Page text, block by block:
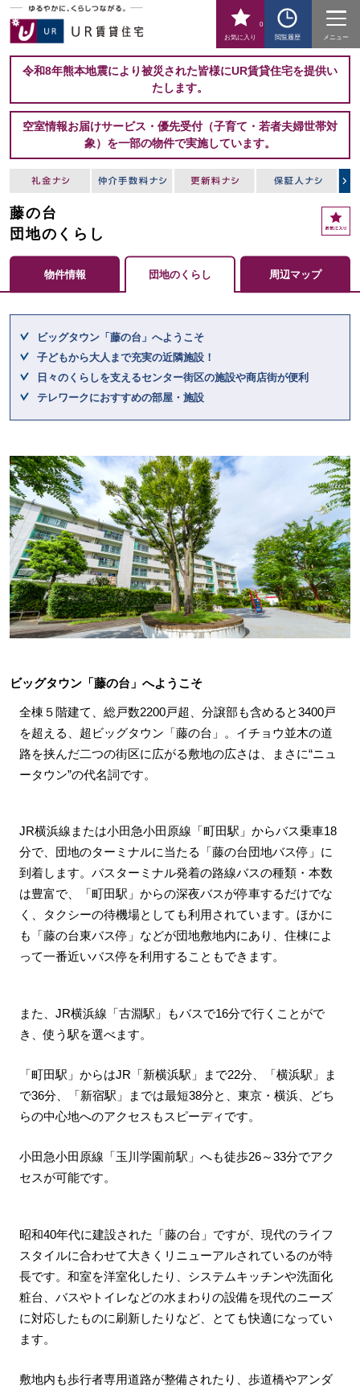
お気に入り
0
閲覧履歴
メニュー
令和8年熊本地震により被災された皆様にUR賃貸住宅を提供い
たします。
空室情報お届けサービス・優先受付（子育て・若者夫婦世帯対
象）を一部の物件で実施しています。
藤の台
団地のくらし
お
気
入
り
物件情報 団地のくらし 周辺マップ
ビッグタウン「藤の台」へようこそ
子どもから大人まで充実の近隣施設！
日々のくらしを支えるセンター街区の施設や商店街が便利
テレワークにおすすめの部屋・施設
ビッグタウン「藤の台」へようこそ
全棟５階建て、総戸数2200戸超、分譲部も含めると3400戸
を超える、超ビッグタウン「藤の台」。イチョウ並木の道
路を挟んだ二つの街区に広がる敷地の広さは、まさに“ニュ
ータウン”の代名詞です。
JR横浜線または小田急小田原線「町田駅」からバス乗車18
分で、団地のターミナルに当たる「藤の台団地バス停」に
到着します。バスターミナル発着の路線バスの種類・本数
は豊富で、「町田駅」からの深夜バスが停車するだけでな
く、タクシーの待機場としても利用されています。ほかに
も「藤の台東バス停」などが団地敷地内にあり、住棟によ
って一番近いバス停を利用することもできます。
また、JR横浜線「古淵駅」もバスで16分で行くことがで
き、使う駅を選べます。
「町田駅」からはJR「新横浜駅」まで22分、「横浜駅」ま
で36分、「新宿駅」までは最短38分と、東京・横浜、どち
らの中心地へのアクセスもスピーディです。
小田急小田原線「玉川学園前駅」へも徒歩26～33分でアク
セスが可能です。
昭和40年代に建設された「藤の台」ですが、現代のライフ
スタイルに合わせて大きくリニューアルされているのが特
長です。和室を洋室化したり、システムキッチンや洗面化
粧台、バスやトイレなどの水まわりの設備を現代のニーズ
に対応したものに刷新したりなど、とても快適になってい
ます。
敷地内も歩行者専用道路が整備されたり、歩道橋やアンダ